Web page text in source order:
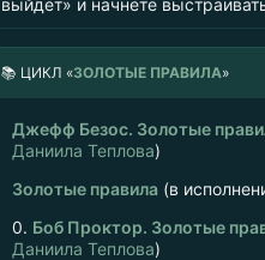
выйдет» и начнете
📚 ЦИКЛ «ЗОЛОТЫЕ ПРАВИЛА»
Джефф Безос. Золотые
Даниила Теплова)
Золотые правила (в
0. Боб Проктор. Золотые
Даниила Теплова)